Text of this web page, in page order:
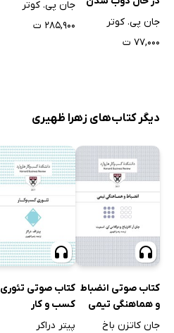
است
جان پی. کوتر
۷۷,۰۰۰ ت
جان پی. کوتر
۲۸۵,۹۰۰ ت
دیگر کتاب‌های زهرا ظهیری
کتاب صوتی انضباط
و هماهنگی تیمی
جان کاتزن باخ
کتاب صوتی تئوری
کسب و کار
پیتر دراکر